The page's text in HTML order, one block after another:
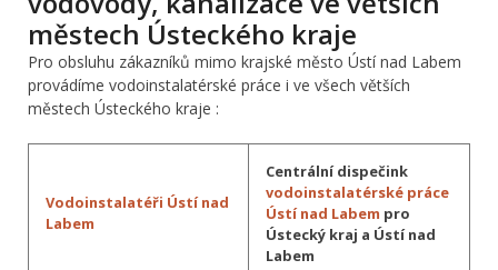
městech Ústeckého kraje
Pro obsluhu zákazníků mimo krajské město Ústí nad Labem
provádíme vodoinstalatérské práce i ve všech větších
městech Ústeckého kraje :
Vodoinstalatéři Ústí nad
Labem
Centrální dispečink
vodoinstalatérské práce
Ústí nad Labem pro
Ústecký kraj a Ústí nad
Labem